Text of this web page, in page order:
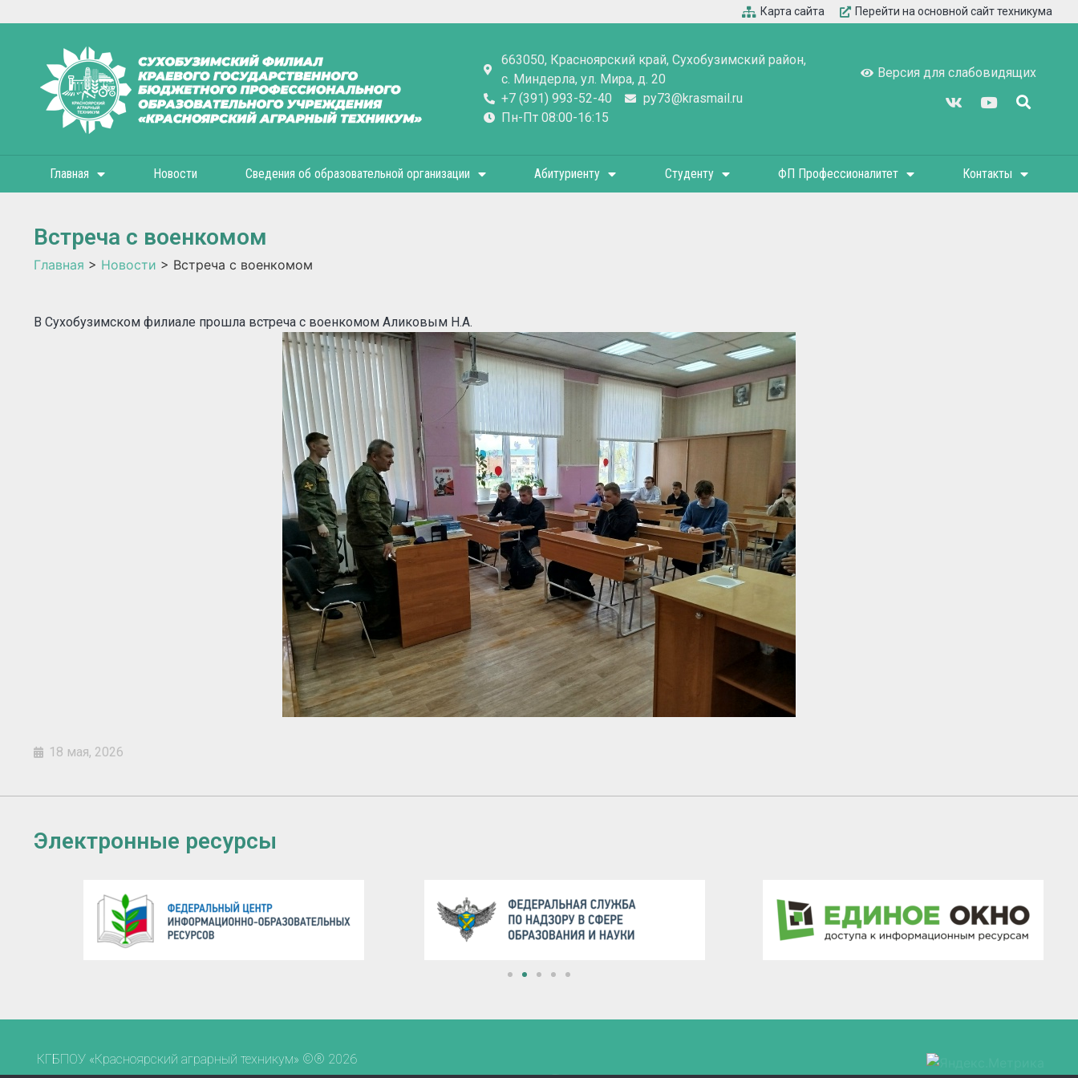
Карта сайта Перейти на основной сайт техникума
663050, Красноярский край, Сухобузимский район,
с. Миндерла, ул. Мира, д. 20
+7 (391) 993-52-40
py73@krasmail.ru
Пн-Пт 08:00-16:15
Версия для слабовидящих
Главная Новости Сведения об образовательной организации Абитуриенту Студенту ФП Профессионалитет Контакты
Встреча с военкомом
Главная > Новости > Встреча с военкомом
В Сухобузимском филиале прошла встреча с военкомом Аликовым Н.А.
18 мая, 2026
Электронные ресурсы
КГБПОУ «Красноярский аграрный техникум» ©® 2026